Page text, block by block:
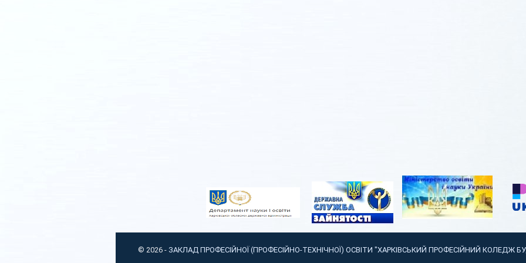
© 2026 - ЗАКЛАД ПРОФЕСІЙНОЇ (ПРОФЕСІЙНО-ТЕХНІЧНОЇ) ОСВІТИ "ХАРКІВСЬКИЙ ПРОФЕСІЙНИЙ КОЛЕДЖ